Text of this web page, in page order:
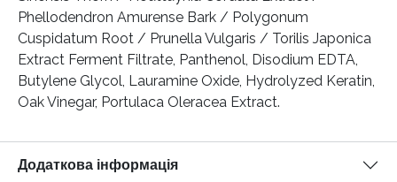
Phellodendron Amurense Bark / Polygonum
Cuspidatum Root / Prunella Vulgaris / Torilis Japonica
Extract Ferment Filtrate, Panthenol, Disodium EDTA,
Butylene Glycol, Lauramine Oxide, Hydrolyzed Keratin,
Oak Vinegar, Portulaca Oleracea Extract.
Додаткова інформація